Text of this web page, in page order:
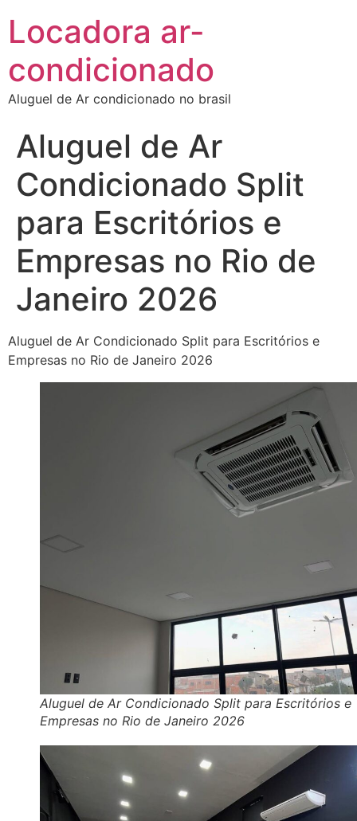
Locadora ar-
condicionado
Aluguel de Ar condicionado no brasil
Aluguel de Ar
Condicionado Split
para Escritórios e
Empresas no Rio de
Janeiro 2026
Aluguel de Ar Condicionado Split para Escritórios e
Empresas no Rio de Janeiro 2026
Aluguel de Ar Condicionado Split para Escritórios e
Empresas no Rio de Janeiro 2026